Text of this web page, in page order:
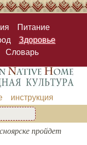
Питание
Здоровье
Словарь
инструкция
пройдет